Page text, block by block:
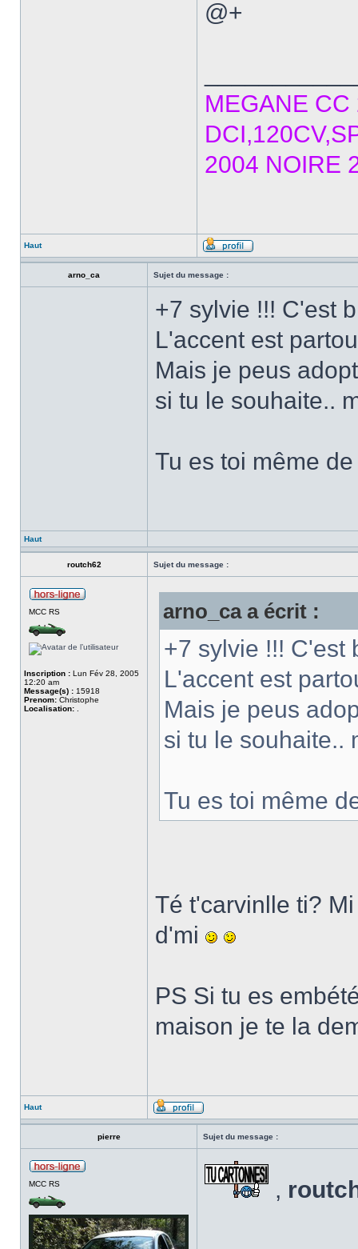
@+
MEGANE
2004 NOIRE
Haut
arno_ca Sujet du message :
+7 sylvie !!! C'est
L'accent est
Mais je peus
si tu le souhaite..
Tu es toi même
Haut
routch62 Sujet du message :
MCC RS
Inscription : Lun Fév 28, 2005
12:20 am
Message(s) : 15918
Prenom: Christophe
Localisation:
arno_ca a écrit :
+7 sylvie !!! C'est
L'accent est
Mais je peus
si tu le souhaite..
Tu es toi même
Té t'carvinlle ti?
d'mi
PS Si tu es
maison je te la
Haut
pierre Sujet du message :
MCC RS ,